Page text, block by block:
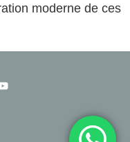
moderne de ces